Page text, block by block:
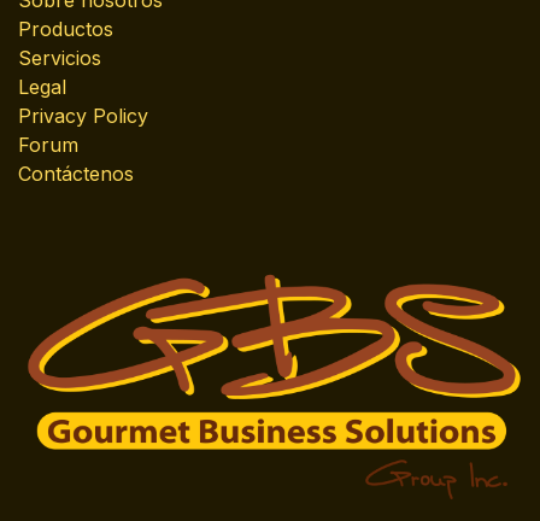
Productos
Servicios
Legal
Privacy Policy
Forum
Contáctenos